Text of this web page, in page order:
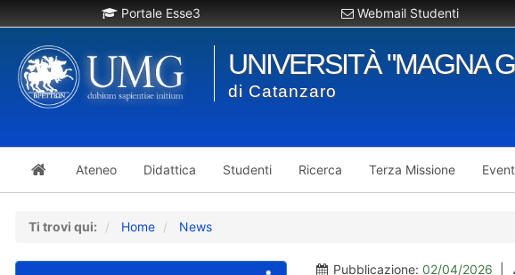
Portale Esse3 Webmail Studenti
UNIVERSITÀ "MAGNA
di Catanzaro
Ateneo Didattica Studenti Ricerca Terza Missione
Ti trovi qui: Home News
Pubblicazione: 02/04/2026